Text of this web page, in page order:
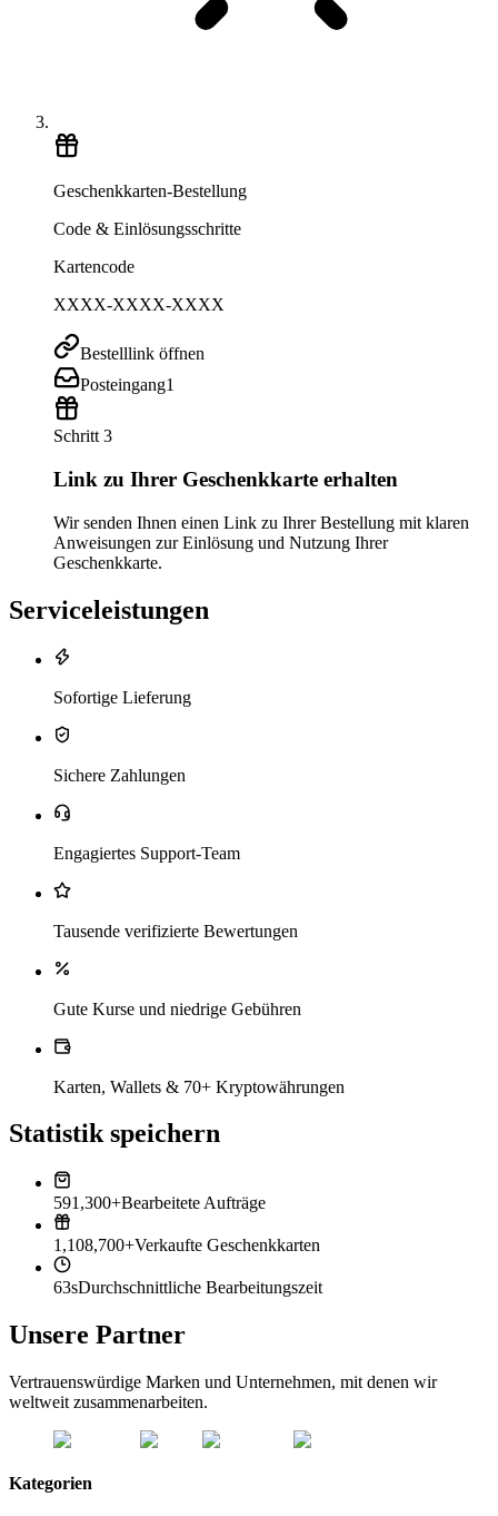
Geschenkkarten-Bestellung
Code & Einlösungsschritte
Kartencode
XXXX-XXXX-XXXX
Bestelllink öffnen
Posteingang1
Schritt 3
Link zu Ihrer Geschenkkarte erhalten
Wir senden Ihnen einen Link zu Ihrer Bestellung mit klaren
Anweisungen zur Einlösung und Nutzung Ihrer
Geschenkkarte.
Serviceleistungen
Sofortige Lieferung
Sichere Zahlungen
Engagiertes Support-Team
Tausende verifizierte Bewertungen
Gute Kurse und niedrige Gebühren
Karten, Wallets & 70+ Kryptowährungen
Statistik speichern
591,300+Bearbeitete Aufträge
1,108,700+Verkaufte Geschenkkarten
63sDurchschnittliche Bearbeitungszeit
Unsere Partner
Vertrauenswürdige Marken und Unternehmen, mit denen wir
weltweit zusammenarbeiten.
Kategorien